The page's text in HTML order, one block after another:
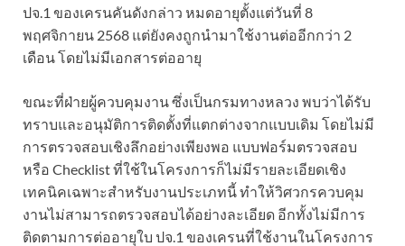
ปจ.1 ของเครนคันดังกล่าว หมดอายุตั้งแต่วันที่ 8
พฤศจิกายน 2568 แต่ยังคงถูกนำมาใช้งานต่ออีกกว่า 2
เดือน โดยไม่มีเอกสารต่ออายุ
ขณะที่ฝ่ายผู้ควบคุมงาน ซึ่งเป็นกรมทางหลวง พบว่าได้รับ
ทราบและอนุมัติการติดตั้งที่แตกต่างจากแบบเดิม โดยไม่มี
การตรวจสอบเชิงลึกอย่างเพียงพอ แบบฟอร์มตรวจสอบ
หรือ Checklist ที่ใช้ในโครงการก็ไม่มีรายละเอียดเชิง
เทคนิคเฉพาะสำหรับงานประเภทนี้ ทำให้วิศวกรควบคุม
งานไม่สามารถตรวจสอบได้อย่างละเอียด อีกทั้งไม่มีการ
ติดตามการต่ออายุใบ ปจ.1 ของเครนที่ใช้งานในโครงการ